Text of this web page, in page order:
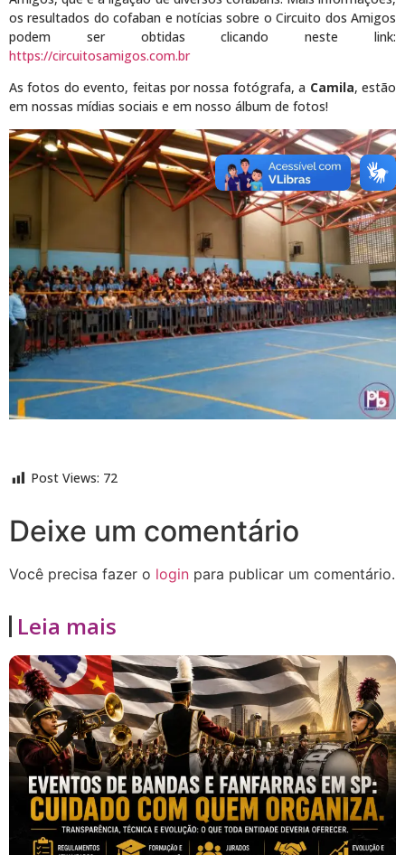
os resultados do cofaban e notícias sobre o Circuito dos Amigos
podem ser obtidas clicando neste link:
https://circuitosamigos.com.br
As fotos do evento, feitas por nossa fotógrafa, a Camila, estão
em nossas mídias sociais e em nosso álbum de fotos!
Post Views: 72
Deixe um comentário
Você precisa fazer o login para publicar um comentário.
Leia mais